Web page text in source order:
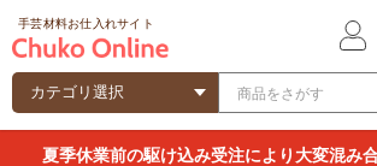
手芸材料お仕入れサイト
夏季休業前の駆け込み受注により大変混み